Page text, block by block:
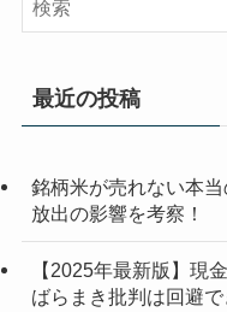
最近の投稿
銘柄米が売れない本
放出の影響を考察！
【2025年最新版】現
ばらまき批判は回避